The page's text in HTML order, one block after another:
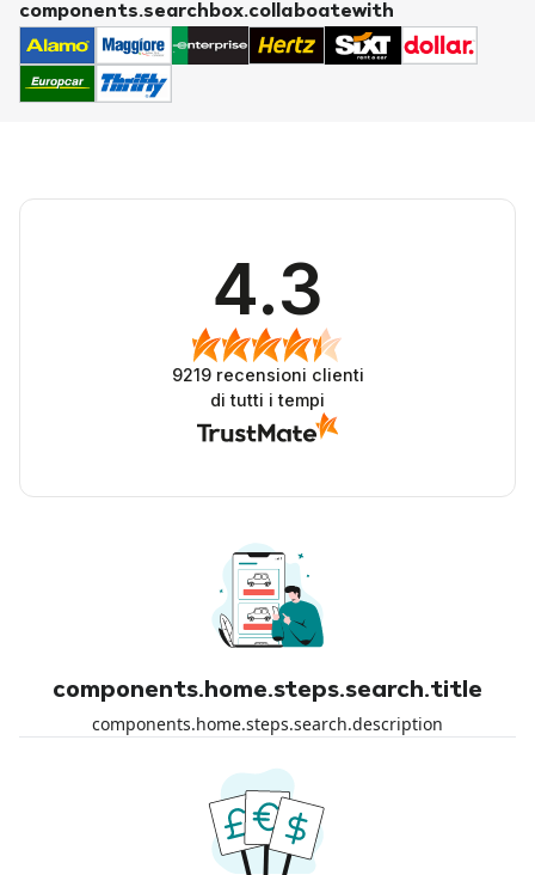
components.searchbox.collaboatewith
4.3
9219recensioni clienti
di tutti i tempi
components.home.steps.search.title
components.home.steps.search.description